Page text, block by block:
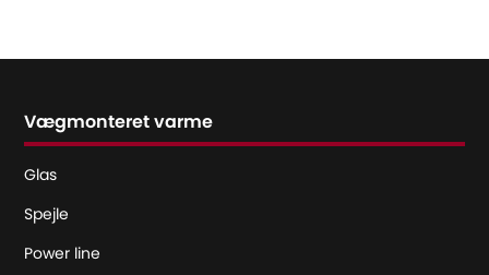
Vægmonteret varme
Glas
Spejle
Power line